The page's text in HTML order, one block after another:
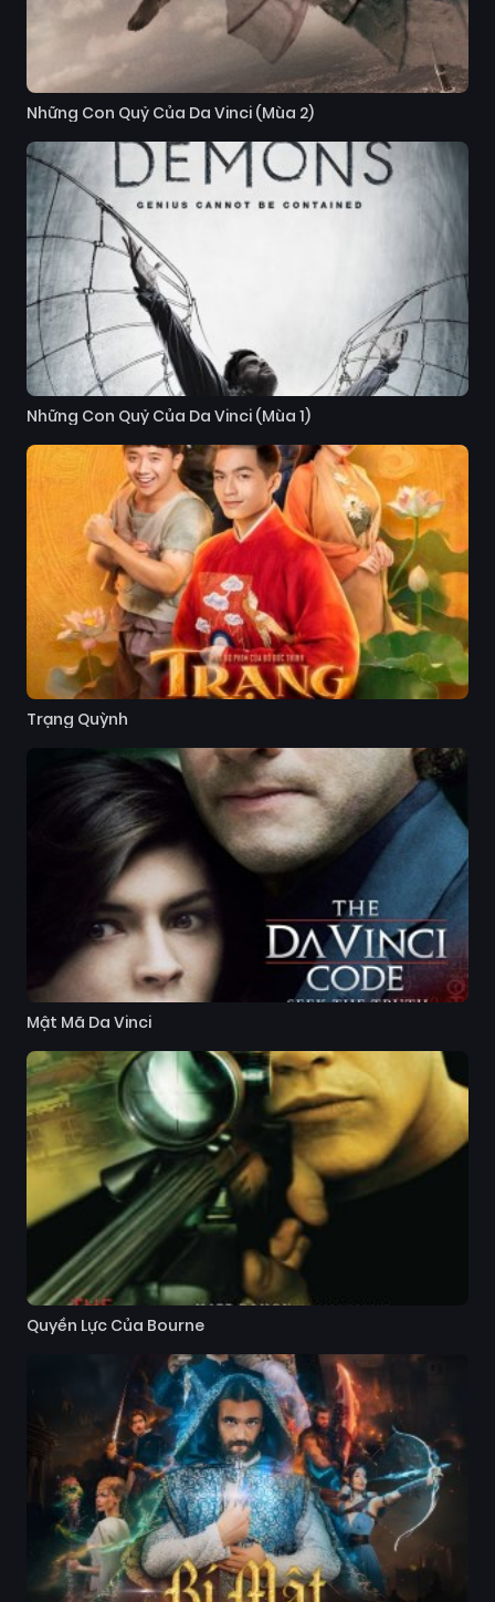
Những Con Quỷ Của Da Vinci (Mùa 2)
Những Con Quỷ Của Da Vinci (Mùa 1)
Trạng Quỳnh
Mật Mã Da Vinci
Quyền Lực Của Bourne